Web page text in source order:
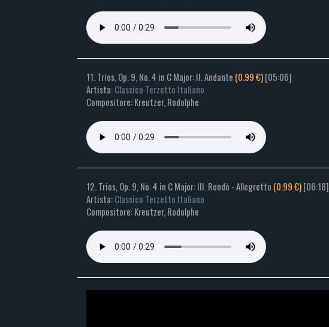
11. Trios, Op. 9, No. 4 in C Major: II. Andante (0.99 €)[05:06]
Artista:Classico Terzetto Italiano
Compositore: Kreutzer, Rodolphe
12. Trios, Op. 9, No. 4 in C Major: III. Rondò - Allegretto (0.99 €)[06:18]
Artista:Classico Terzetto Italiano
Compositore: Kreutzer, Rodolphe